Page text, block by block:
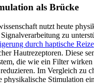
als Brücke
nutzt heute
zu
durch haptische Reize
Hautrezeptoren. Diese
die wie ein Filter wirken
Im Vergleich zu
physikalische Stimulation